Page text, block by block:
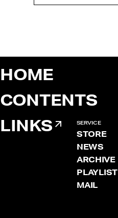
HOME
CONTENTS
LINKS
SERVICE
STORE
NEWS
ARCHIVE
PLAYLIST
MAIL